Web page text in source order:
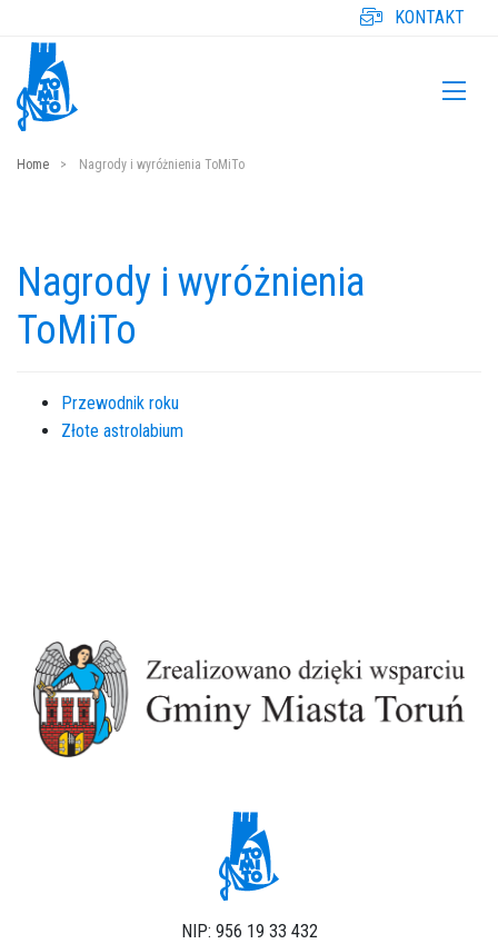
KONTAKT
Home Nagrody i wyróżnienia ToMiTo
Nagrody i wyróżnienia
ToMiTo
Przewodnik roku
Złote astrolabium
NIP: 956 19 33 432